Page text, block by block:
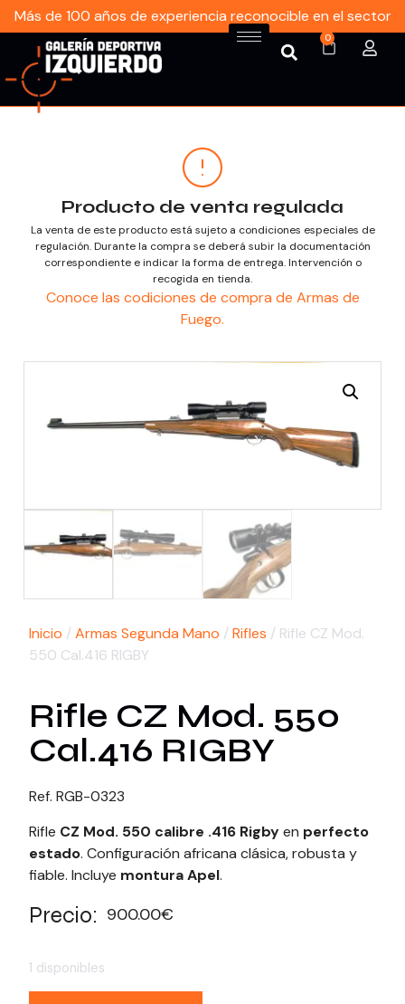
Más de 100 años de experiencia reconocible en el sector
0
Inicio / Armas Segunda Mano / Rifles / Rifle CZ Mod.
550 Cal.416 RIGBY
Rifle CZ Mod. 550
Cal.416 RIGBY
Ref. RGB-0323
Rifle CZ Mod. 550 calibre .416 Rigbyen perfecto
estado. Configuración africana clásica, robusta y
fiable. Incluye montura Apel.
Precio: 900.00€
1 disponibles
Producto de venta regulada
La venta de este producto está sujeto a condiciones especiales de
regulación. Durante la compra se deberá subir la documentación
correspondiente e indicar la forma de entrega. Intervención o
recogida en tienda.
Conoce las codiciones de compra de Armas de
Fuego.